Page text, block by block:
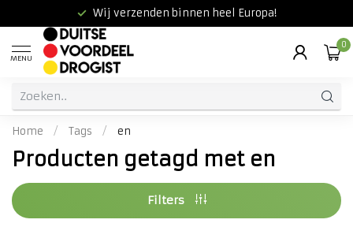
Wij verzenden binnen heel Europa!
MENU
0
Home / Tags / en
Producten getagd met en
Filters